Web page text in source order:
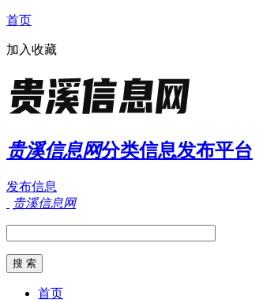
首页
加入收藏
贵溪信息网分类信息发布平台
发布信息
贵溪信息网
首页